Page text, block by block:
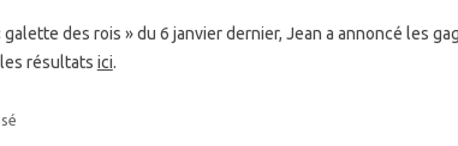
des rois » du 6 janvier dernier, Jean a annoncé les
résultats ici.